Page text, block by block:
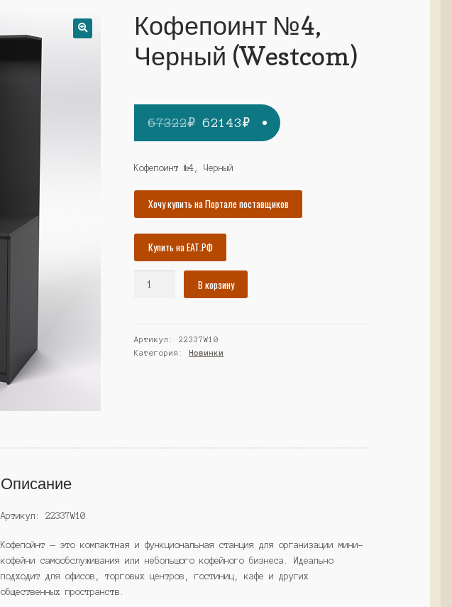
Кофепоинт №4,
Черный (Westcom)
67322₽ Первоначальная
цена
составляла
67322₽.
62143₽Текущая
цена:
Кофепоинт №4, Черный
Хочу купить на Портале поставщиков
Купить на ЕАТ.РФ
Черный
(Westcom)
В корзину
Артикул:22337W10
Категория:Новинки
Описание
Артикул: 22337W10
Кофепойнт — это компактная и функциональная станция для организации мини-
кофейни самообслуживания или небольшого кофейного бизнеса. Идеально
подходит для офисов, торговых центров, гостиниц, кафе и других
общественных пространств.